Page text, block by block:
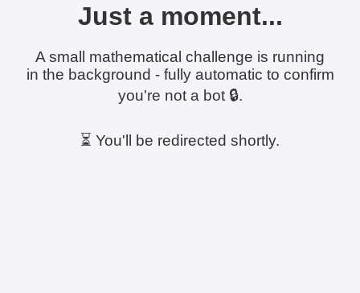
Just a moment...
A small mathematical challenge is running
in the background - fully automatic to confirm
you're not a bot 🔒.
⏳ You'll be redirected shortly.